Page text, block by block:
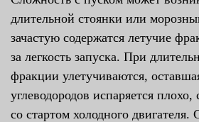
длительной стоянки или
зачастую содержатся летучие
за легкость запуска. При
фракции улетучиваются,
углеводородов испаряется плохо,
со стартом холодного